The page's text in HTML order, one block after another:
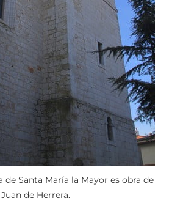
de Santa María la Mayor es obra de
Juan de Herrera.